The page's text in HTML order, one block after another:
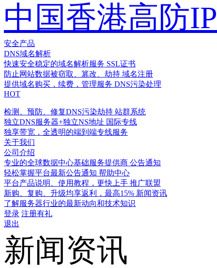
中国香港高防IP
安全产品
DNS域名解析
快速安全稳定的域名解析服务 SSL证书
防止网站数据被窃取、篡改、劫持 域名注册
提供域名购买，续费，管理服务 DNS污染处理
HOT
检测、预防、修复DNS污染劫持 站群系统
独立DNS服务器+独立NS地址 国际专线
独享带宽，全透明的端到端专线服务
关于我们
公司介绍
专业的全球数据中心基础服务提供商 公告通知
轻松掌握平台最新公告通知 帮助中心
平台产品说明、使用教程，更快上手 推广联盟
新购、复购、升级均享返利，最高15% 新闻资讯
了解服务器行业的最新动向和技术知识
登录 注册有礼
退出
新闻资讯